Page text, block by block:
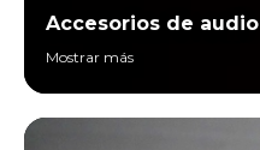
Accesorios de audio
Mostrar más